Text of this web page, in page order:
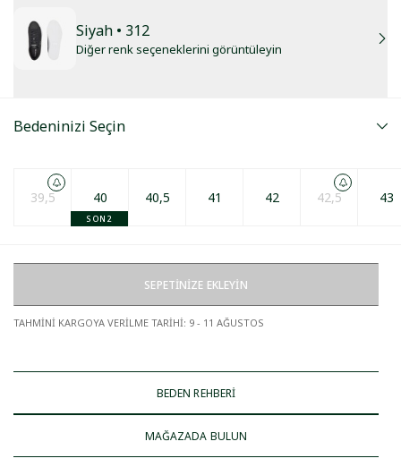
Bedeninizi Seçin
39,5 40
SON 2
40,5 41 42 42,5 43
Siyah • 312
Diğer renk seçeneklerini görüntüleyin
SEPETİNİZE EKLEYİN
TAHMİNİ KARGOYA VERİLME TARİHİ: 9 - 11 AĞUSTOS
BEDEN REHBERİ
MAĞAZADA BULUN